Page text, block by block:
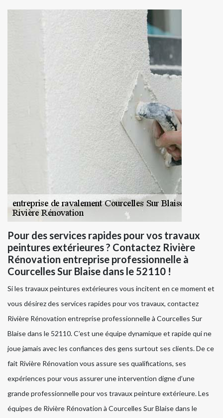
Pour des services rapides pour vos travaux
peintures extérieures ? Contactez Rivière
Rénovation entreprise professionnelle à
Courcelles Sur Blaise dans le 52110 !
Si les travaux peintures extérieures vous incitent en ce moment et
vous désirez des services rapides pour vos travaux, contactez
Rivière Rénovation entreprise professionnelle à Courcelles Sur
Blaise dans le 52110. C’est une équipe dynamique et rapide qui ne
joue jamais avec les confiances des gens surtout ses clients. De ce
fait Rivière Rénovation vous assure ses qualifications, ses
expériences pour vous assurer une intervention digne d’une
grande professionnelle pour vos travaux peinture extérieure. Les
équipes de Rivière Rénovation à Courcelles Sur Blaise dans le